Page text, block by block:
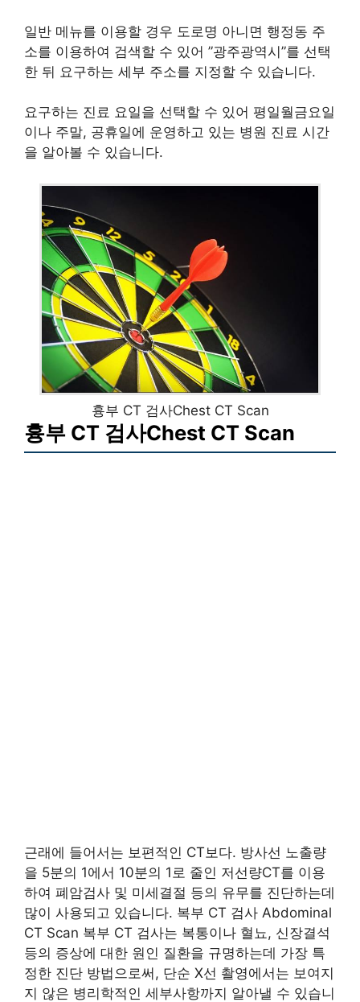
일반 메뉴를 이용할 경우 도로명 아니면 행정동 주
소를 이용하여 검색할 수 있어 ”광주광역시”를 선택
한 뒤 요구하는 세부 주소를 지정할 수 있습니다.
요구하는 진료 요일을 선택할 수 있어 평일월금요일
이나 주말, 공휴일에 운영하고 있는 병원 진료 시간
을 알아볼 수 있습니다.
흉부 CT 검사Chest CT Scan
흉부 CT 검사Chest CT Scan
근래에 들어서는 보편적인 CT보다. 방사선 노출량
을 5분의 1에서 10분의 1로 줄인 저선량CT를 이용
하여 폐암검사 및 미세결절 등의 유무를 진단하는데
많이 사용되고 있습니다. 복부 CT 검사 Abdominal
CT Scan 복부 CT 검사는 복통이나 혈뇨, 신장결석
등의 증상에 대한 원인 질환을 규명하는데 가장 특
정한 진단 방법으로써, 단순 X선 촬영에서는 보여지
지 않은 병리학적인 세부사항까지 알아낼 수 있습니